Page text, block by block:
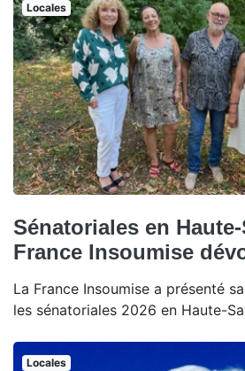
Locales
Sénatoriales en
France Insoumise
La France Insoumise a présenté
les sénatoriales 2026 en Haute-
Locales